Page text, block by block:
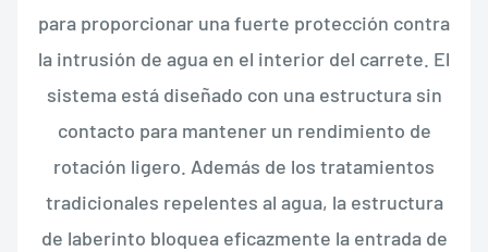
para proporcionar una fuerte protección contra
la intrusión de agua en el interior del carrete. El
sistema está diseñado con una estructura sin
contacto para mantener un rendimiento de
rotación ligero. Además de los tratamientos
tradicionales repelentes al agua, la estructura
de laberinto bloquea eficazmente la entrada de